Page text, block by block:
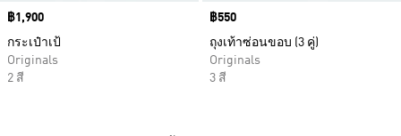
Price
฿1,900
กระเป๋าเป้
Originals
2 สี
Price
฿550
ถุงเท้าซ่อนขอบ (3 คู่)
Originals
3 สี